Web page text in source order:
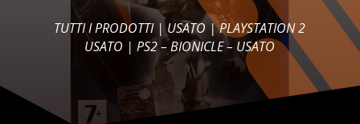
TUTTI I PRODOTTI|USATO |PLAYSTATION 2
USATO | PS2 – BIONICLE – USATO